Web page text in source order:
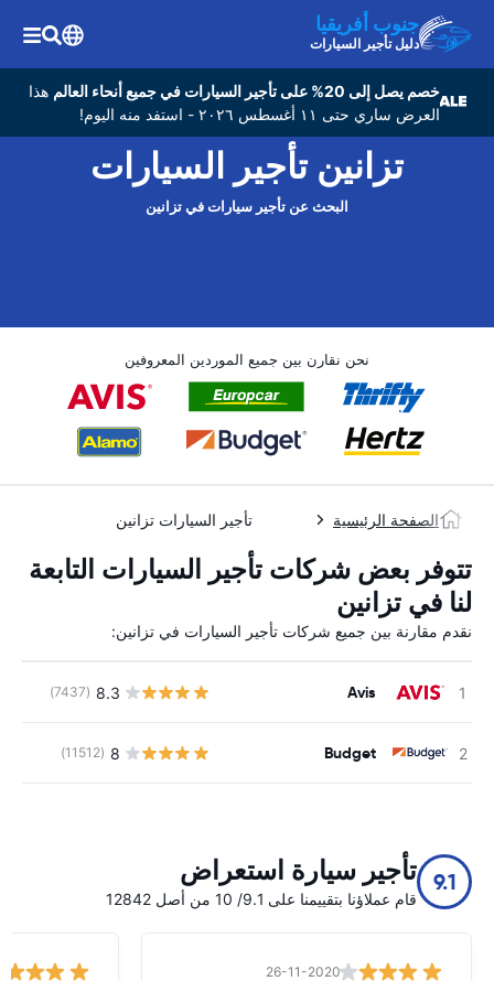
جنوب أفريقيا
دليل تأجير السيارات
خصم يصل إلى 20% على تأجير السيارات في جميع أنحاء العالم
هذا
العرض ساري حتى ١١ أغسطس ٢٠٢٦ - استفد منه اليوم!
تزانين تأجير السيارات
البحث عن تأجير سيارات في تزانين
نحن نقارن بين جميع الموردين المعروفين
الصفحة الرئيسية تأجير السيارات تزانين
تتوفر بعض شركات تأجير السيارات التابعة
لنا في تزانين
نقدم مقارنة بين جميع شركات تأجير السيارات في تزانين:
Avis
8.3
(7437)
Budget
8
(11512)
9.1 تأجير سيارة استعراض
قام عملاؤنا بتقييمنا على 9.1/ 10 من أصل 12842
26-11-2020